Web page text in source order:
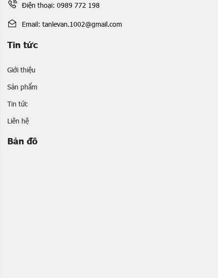
Điện thoại: 0989 772 198
Email: tanlevan.1002@gmail.com
Tin tức
Giới thiệu
Sản phẩm
Tin tức
Liên hệ
Bản đồ